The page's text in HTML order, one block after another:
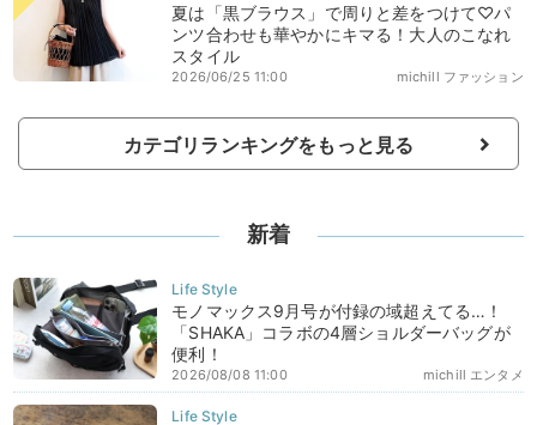
夏は「黒ブラウス」で周りと差をつけて♡パ
ンツ合わせも華やかにキマる！大人のこなれ
スタイル
michill ファッション
2026/06/25 11:00
カテゴリランキングをもっと見る
新着
モノマックス9月号が付録の域超えてる…！
「SHAKA」コラボの4層ショルダーバッグが
便利！
michill エンタメ
2026/08/08 11:00